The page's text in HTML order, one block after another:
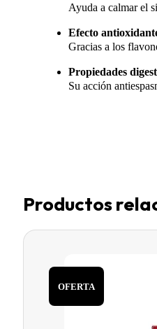
Ayuda a calmar el
Efecto
Gracias a los
Propiedades
Su acción
Productos
OFERTA